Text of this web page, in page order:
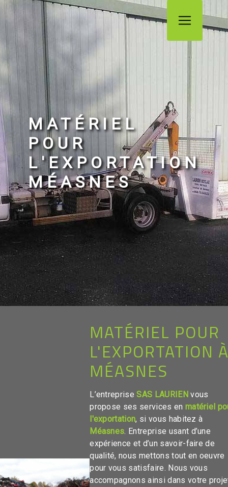
MATÉRIEL
POUR
L'EXPORTATION
MÉASNES
MATÉRIEL POUR
L'EXPORTATION
MÉASNES
L’entrepriseSAS LAURIENvous
propose ses services en matériel
l'exportation, si vous habitez à
Méasnes. Entreprise usant d’une
expérience et d’un savoir-faire de
qualité, nous mettons tout en oeuvre
pour vous satisfaire. Nous vous
accompagnons ainsi dans votre
Panneau de gestion des cookies